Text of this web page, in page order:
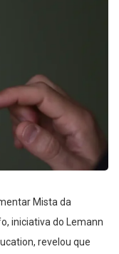
Mista da
iniciativa do Lemann
revelou que